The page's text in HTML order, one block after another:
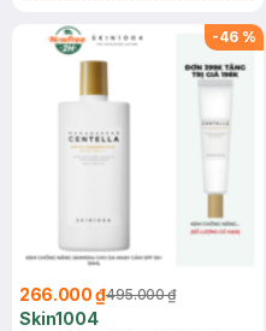
25ml (SL Có Hạn)
-46 %
266.000 ₫495.000 ₫
Skin1004